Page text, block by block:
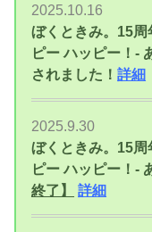
2025.10.16
ぼくときみ。15
ピー ハッピー！-
されました！詳細
2025.9.30
ぼくときみ。15
ピー ハッピー！-
終了】
詳細